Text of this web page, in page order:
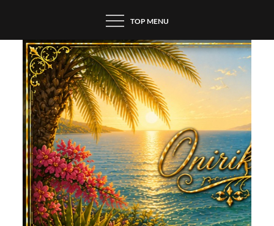
content
TOP MENU